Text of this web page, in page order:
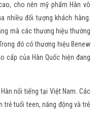
cho nên mỹ phẩm Hàn vô
nhiều đối tượng khách hàng.
mà các thương hiệu thường
đó có thương hiệu Benew
cấp của Hàn Quốc hiện đang
nổi tiếng tại Việt Nam. Các
trẻ tuổi teen, năng động và trẻ